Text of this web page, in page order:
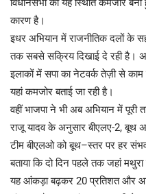
कारण है।
इधर अभियान में राजनीतिक दलों के
तक सबसे सक्रिय दिखाई दे रही है।
इलाकों में सपा का नेटवर्क तेज़ी से
यहां कमजोर बताई जा रही है।
वहीं भाजपा ने भी अब अभियान में पूरी
राजू यादव के अनुसार बीएलए-2, बूथ
टीम बीएलओ को बूथ–स्तर पर हर
बताया कि दो दिन पहले तक जहां
यह आंकड़ा बढ़कर 20 प्रतिशत और